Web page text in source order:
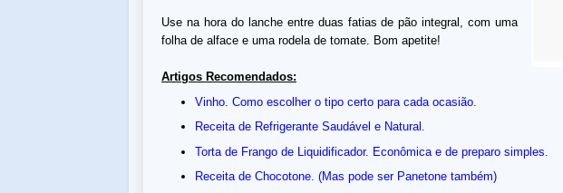
Use na hora do lanche entre duas fatias de pão integral, com uma
folha de alface e uma rodela de tomate. Bom apetite!
Artigos Recomendados:
Vinho. Como escolher o tipo certo para cada ocasião.
Receita de Refrigerante Saudável e Natural.
Torta de Frango de Liquidificador. Econômica e de preparo simples.
Receita de Chocotone. (Mas pode ser Panetone também)